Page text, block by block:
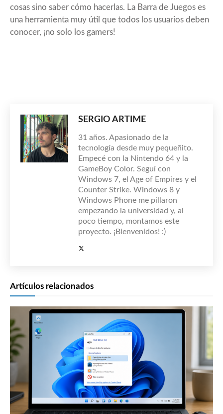
cosas sino saber cómo hacerlas. La Barra de Juegos es
una herramienta muy útil que todos los usuarios deben
conocer, ¡no solo los gamers!
SERGIO ARTIME
31 años. Apasionado de la
tecnología desde muy pequeñito.
Empecé con la Nintendo 64 y la
GameBoy Color. Seguí con
Windows 7, el Age of Empires y el
Counter Strike. Windows 8 y
Windows Phone me pillaron
empezando la universidad y, al
poco tiempo, montamos este
proyecto. ¡Bienvenidos! :)
Artículos relacionados